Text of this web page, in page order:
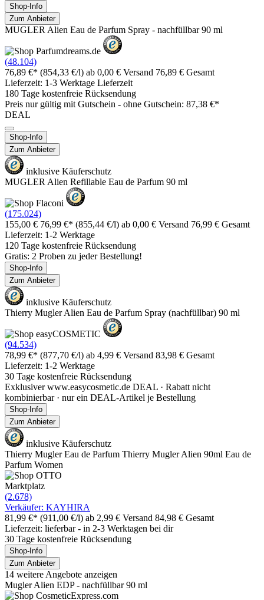
Shop-Info
Zum Anbieter
MUGLER Alien Eau de Parfum Spray - nachfüllbar 90 ml
(48.104)
76,89 €* (854,33 €/l) ab 0,00 € Versand 76,89 € Gesamt
Lieferzeit: 1-3 Werktage Lieferzeit
180 Tage kostenfreie Rücksendung
Preis nur gültig mit Gutschein - ohne Gutschein: 87,38 €*
DEAL
Shop-Info
Zum Anbieter
inklusive Käuferschutz
MUGLER Alien Refillable Eau de Parfum 90 ml
(175.024)
155,00 € 76,99 €* (855,44 €/l) ab 0,00 € Versand 76,99 € Gesamt
Lieferzeit: 1-2 Werktage
120 Tage kostenfreie Rücksendung
Gratis: 2 Proben zu jeder Bestellung!
Shop-Info
Zum Anbieter
inklusive Käuferschutz
Thierry Mugler Alien Eau de Parfum Spray (nachfüllbar) 90 ml
(94.534)
78,99 €* (877,70 €/l) ab 4,99 € Versand 83,98 € Gesamt
Lieferzeit: 1-2 Werktage
30 Tage kostenfreie Rücksendung
Exklusiver www.easycosmetic.de DEAL · Rabatt nicht
kombinierbar · nur ein DEAL-Artikel je Bestellung
Shop-Info
Zum Anbieter
inklusive Käuferschutz
Thierry Mugler Eau de Parfum Thierry Mugler Alien 90ml Eau de
Parfum Women
Marktplatz
(2.678)
Verkäufer: KAYHIRA
81,99 €* (911,00 €/l) ab 2,99 € Versand 84,98 € Gesamt
Lieferzeit: lieferbar - in 2-3 Werktagen bei dir
30 Tage kostenfreie Rücksendung
Shop-Info
Zum Anbieter
14 weitere Angebote anzeigen
Mugler Alien EDP - nachfüllbar 90 ml